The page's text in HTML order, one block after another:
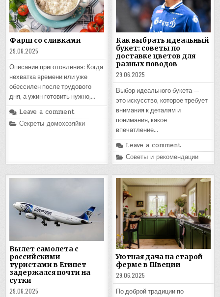
Фарш со сливками
29.06.2025
Описание приготовления: Когда
нехватка времени или уже
обессилен после трудового
дня, а ужин готовить нужно,…
Leave a comment
Posted
Секреты домохозяйки
Как выбрать идеальный
букет: советы по
доставке цветов для
разных поводов
29.06.2025
Выбор идеального букета —
это искусство, которое требует
внимания к деталям и
понимания, какое
впечатление…
Leave a comment
Posted
in
Советы и рекомендации
Вылет самолета с
российскими
туристами в Египет
задержался почти на
сутки
29.06.2025
Уютная дача на старой
ферме в Швеции
29.06.2025
По доброй традиции по